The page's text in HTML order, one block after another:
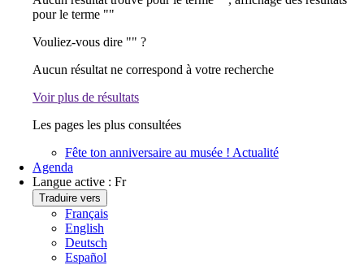
pour le terme ""
Vouliez-vous dire "" ?
Aucun résultat ne correspond à votre recherche
Voir plus de résultats
Les pages les plus consultées
Fête ton anniversaire au musée ! Actualité
Agenda
Langue active : Fr
Traduire vers
Français
English
Deutsch
Español